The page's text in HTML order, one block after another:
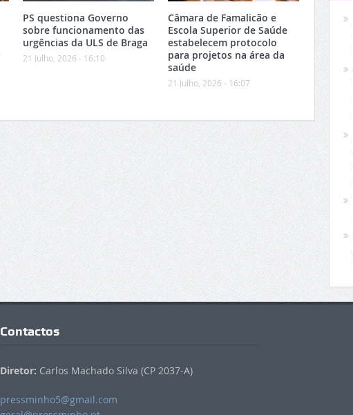
PS questiona Governo
sobre funcionamento das
urgências da ULS de Braga
21 Julho, 2026 - 16:10
Câmara de Famalicão e
Escola Superior de Saúde
estabelecem protocolo
para projetos na área da
saúde
21 Julho, 2026 - 16:07
Contactos
Diretor: Carlos Machado Silva (CP 2037-A)
pressminho5@gmail.com